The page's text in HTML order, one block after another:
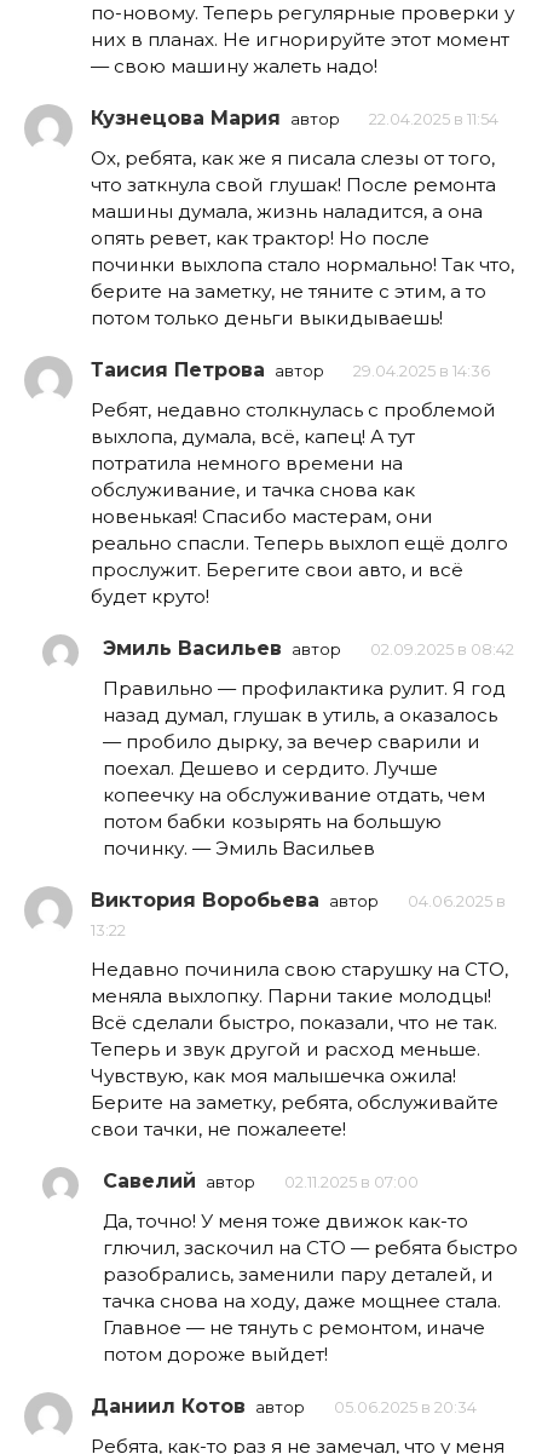
по-новому. Теперь регулярные проверки у
них в планах. Не игнорируйте этот момент
— свою машину жалеть надо!
Кузнецова Мария автор 22.04.2025 в 11:54
Ох, ребята, как же я писала слезы от того,
что заткнула свой глушак! После ремонта
машины думала, жизнь наладится, а она
опять ревет, как трактор! Но после
починки выхлопа стало нормально! Так что,
берите на заметку, не тяните с этим, а то
потом только деньги выкидываешь!
Таисия Петрова автор 29.04.2025 в 14:36
Ребят, недавно столкнулась с проблемой
выхлопа, думала, всё, капец! А тут
потратила немного времени на
обслуживание, и тачка снова как
новенькая! Спасибо мастерам, они
реально спасли. Теперь выхлоп ещё долго
прослужит. Берегите свои авто, и всё
будет круто!
Эмиль Васильев автор 02.09.2025 в 08:42
Правильно — профилактика рулит. Я год
назад думал, глушак в утиль, а оказалось
— пробило дырку, за вечер сварили и
поехал. Дешево и сердито. Лучше
копеечку на обслуживание отдать, чем
потом бабки козырять на большую
починку. — Эмиль Васильев
Виктория Воробьева автор
04.06.2025 в
13:22
Недавно починила свою старушку на СТО,
меняла выхлопку. Парни такие молодцы!
Всё сделали быстро, показали, что не так.
Теперь и звук другой и расход меньше.
Чувствую, как моя малышечка ожила!
Берите на заметку, ребята, обслуживайте
свои тачки, не пожалеете!
Савелий автор 02.11.2025 в 07:00
Да, точно! У меня тоже движок как-то
глючил, заскочил на СТО — ребята быстро
разобрались, заменили пару деталей, и
тачка снова на ходу, даже мощнее стала.
Главное — не тянуть с ремонтом, иначе
потом дороже выйдет!
Даниил Котов автор 05.06.2025 в 20:34
Ребята, как-то раз я не замечал, что у меня